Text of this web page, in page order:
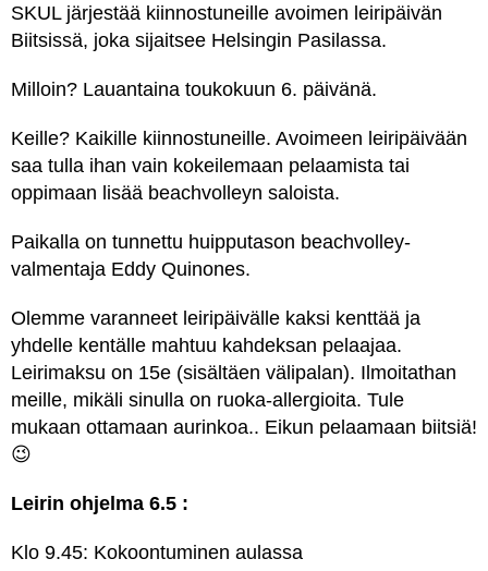
SKUL järjestää kiinnostuneille avoimen leiripäivän
Biitsissä, joka sijaitsee Helsingin Pasilassa.
Milloin? Lauantaina toukokuun 6. päivänä.
Keille? Kaikille kiinnostuneille. Avoimeen leiripäivään
saa tulla ihan vain kokeilemaan pelaamista tai
oppimaan lisää beachvolleyn saloista.
Paikalla on tunnettu huipputason beachvolley-
valmentaja Eddy Quinones.
Olemme varanneet leiripäivälle kaksi kenttää ja
yhdelle kentälle mahtuu kahdeksan pelaajaa.
Leirimaksu on 15e (sisältäen välipalan). Ilmoitathan
meille, mikäli sinulla on ruoka-allergioita. Tule
mukaan ottamaan aurinkoa.. Eikun pelaamaan biitsiä!
😉
Leirin ohjelma 6.5 :
Klo 9.45: Kokoontuminen aulassa